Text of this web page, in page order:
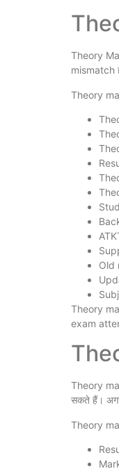
Theory
mismatch
Theory
Old
Theory
exam
Theory
सकते हैं।
Theory